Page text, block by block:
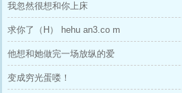
我忽然很想和你上床
求你了（H） hehu an3.co m
他想和她做完一场放纵的爱
变成穷光蛋喽！